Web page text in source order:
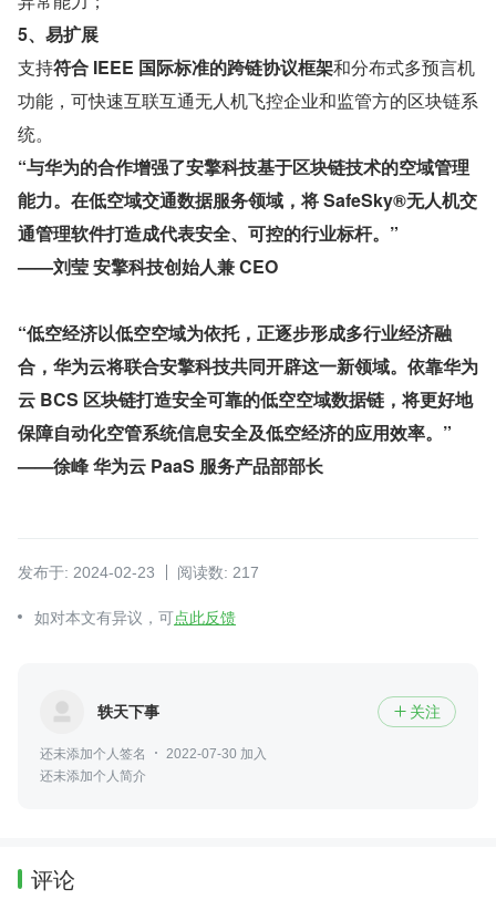
5、易扩展
支持符合 IEEE 国际标准的跨链协议框架和分布式多预言机
功能，可快速互联互通无人机飞控企业和监管方的区块链系
统。
“与华为的合作增强了安擎科技基于区块链技术的空域管理
能力。在低空域交通数据服务领域，将 SafeSky®无人机交
通管理软件打造成代表安全、可控的行业标杆。”
——刘莹 安擎科技创始人兼 CEO
“低空经济以低空空域为依托，正逐步形成多行业经济融
合，华为云将联合安擎科技共同开辟这一新领域。依靠华为
云 BCS 区块链打造安全可靠的低空空域数据链，将更好地
保障自动化空管系统信息安全及低空经济的应用效率。”
——徐峰 华为云 PaaS 服务产品部部长
发布于: 2024-02-23 阅读数: 217
如对本文有异议，可点此反馈
轶天下事  关注
还未添加个人签名
2022-07-30 加入
还未添加个人简介
评论